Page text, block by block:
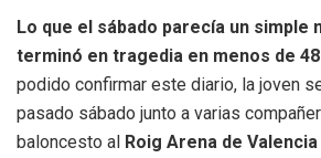
Lo que el sábado parecía un simple
terminó en tragedia en menos de
podido confirmar este diario, la joven
pasado sábado junto a varias
baloncesto al Roig Arena de Valencia